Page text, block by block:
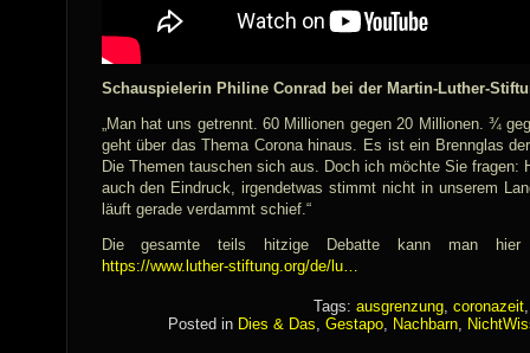
Schauspielerin Philine Conrad bei der Martin-Luther-
„Man hat uns getrennt. 60 Millionen gegen 20 Millionen. ¾
geht über das Thema Corona hinaus. Es ist ein Brennglas
Die Themen tauschen sich aus. Doch ich möchte Sie fragen:
auch den Eindruck, irgendetwas stimmt nicht in unserem
läuft gerade verdammt schief.“
Die gesamte teils hitzige Debatte kann man hier
https://www.luther-stiftung.org/de/lu…
Tags: ausgrenzung, coronazeit
Posted in Dies & Das, Gestapo, Nachbarn,